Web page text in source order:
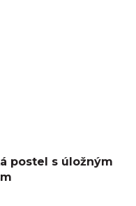
postel s úložným